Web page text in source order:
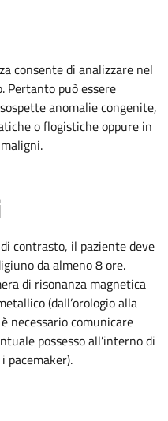
consente di analizzare nel
Pertanto può essere
anomalie congenite,
o flogistiche oppure in
contrasto, il paziente deve
da almeno 8 ore.
di risonanza magnetica
(dall’orologio alla
necessario comunicare
possesso all’interno di
pacemaker).